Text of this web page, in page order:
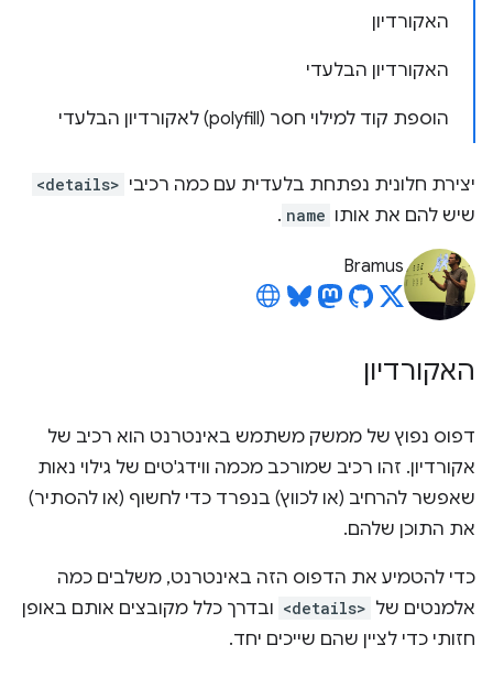
האקורדיון
האקורדיון הבלעדי
הוספת קוד למילוי חסר (polyfill) לאקורדיון הבלעדי
יצירת חלונית נפתחת בלעדית עם כמה רכיבי <details>
שיש להם את אותו name
.
Bramus
האקורדיון
דפוס נפוץ של ממשק משתמש באינטרנט הוא רכיב של
אקורדיון. זהו רכיב שמורכב מכמה ווידג'טים של גילוי נאות
שאפשר להרחיב (או לכווץ) בנפרד כדי לחשוף (או להסתיר)
את התוכן שלהם.
כדי להטמיע את הדפוס הזה באינטרנט, משלבים כמה
אלמנטים של <details> ובדרך כלל מקובצים אותם באופן
חזותי כדי לציין שהם שייכים יחד.